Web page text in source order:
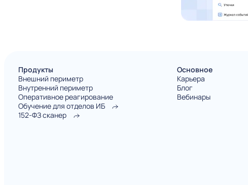
Продукты
Внешний периметр
Внутренний периметр
Оперативное реагирование
Обучение для отделов ИБ
152-ФЗ сканер
Основное
Карьера
Блог
Вебинары